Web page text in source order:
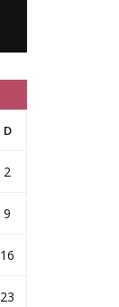
D
2
9
16
23